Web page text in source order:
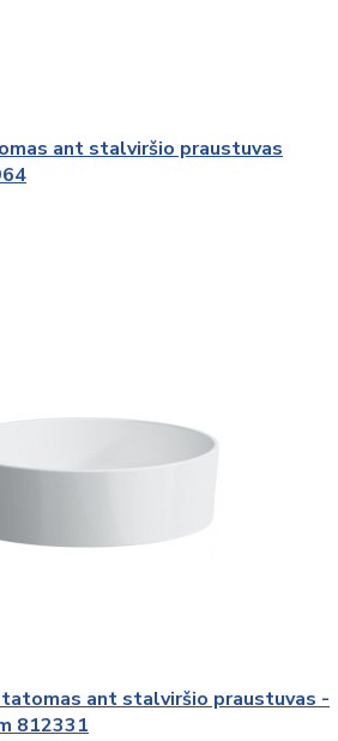
ant stalviršio praustuvas
ant stalviršio praustuvas -
812331